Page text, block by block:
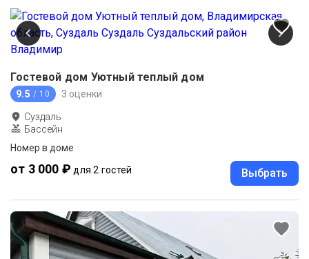
Гостевой дом Уютный теплый дом
9.5 / 10 3 оценки
Суздаль
Бассейн
Номер в доме
от 3 000 ₽ для 2 гостей Выбрать